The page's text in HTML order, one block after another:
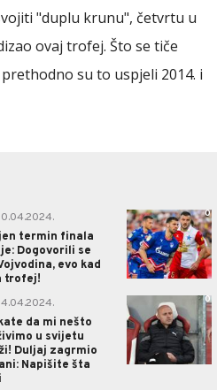
"duplu krunu", četvrtu u
ovaj trofej. Što se tiče
su to uspjeli 2014. i
termin finala
Dogovorili se
evo kad
trofej!
0
da mi nešto
u svijetu
Duljaj zagrmio
Napišite šta
0